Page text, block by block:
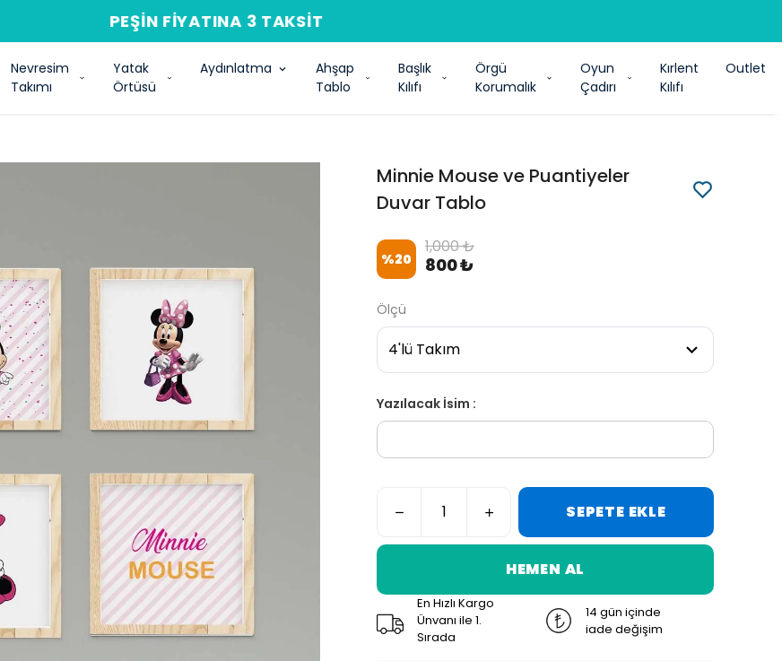
PEŞIN FIYATINA 3 TAKSIT
Nevresim
Takımı
Yatak
Örtüsü
Aydınlatma
Ahşap
Tablo
Başlık
Kılıfı
Örgü
Korumalık
Oyun
Çadırı
Kırlent
Kılıfı
Outlet
Minnie Mouse ve Puantiyeler
Duvar Tablo
%20
1,000 ₺
800 ₺
Ölçü
Yazılacak İsim :
SEPETE EKLE
HEMEN AL
En Hızlı Kargo
Ünvanı ile 1.
Sırada
14 gün içinde
iade değişim